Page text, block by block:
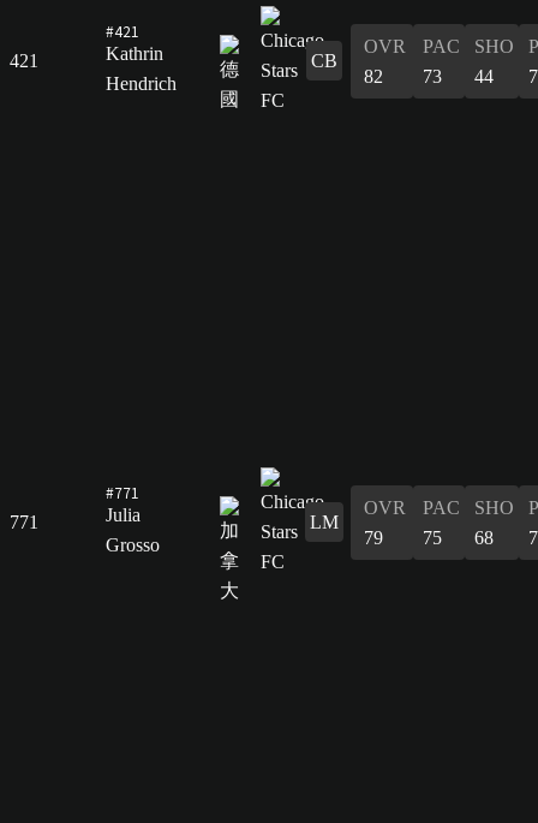
421
#421
Kathrin
Hendrich
CB
OVR
82
PAC
73
SHO
44
771
#771
Julia
Grosso
LM
OVR
79
PAC
75
SHO
68